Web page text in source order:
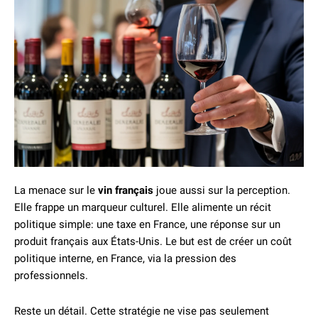
La menace sur le vin français joue aussi sur la perception.
Elle frappe un marqueur culturel. Elle alimente un récit
politique simple: une taxe en France, une réponse sur un
produit français aux États-Unis. Le but est de créer un coût
politique interne, en France, via la pression des
professionnels.
Reste un détail. Cette stratégie ne vise pas seulement